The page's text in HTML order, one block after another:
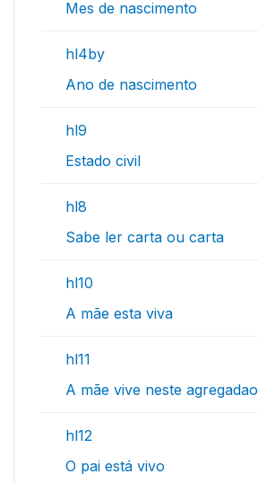
Mes de nascimento
hl4by
Ano de nascimento
hl9
Estado civil
hl8
Sabe ler carta ou carta
hl10
A mãe esta viva
hl11
A mãe vive neste agregadao
hl12
O pai está vivo